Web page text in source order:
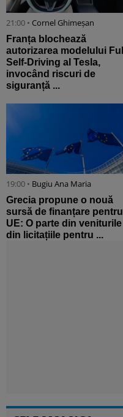
21:00 • Cornel Ghimeșan
Franța blochează
autorizarea modelului Full
Self-Driving al Tesla,
invocând riscuri de
siguranță ...
19:00 • Bugiu ⁠Ana Maria
Grecia propune o nouă
sursă de finanțare pentru
UE: O parte din veniturile
din licitațiile pentru ...